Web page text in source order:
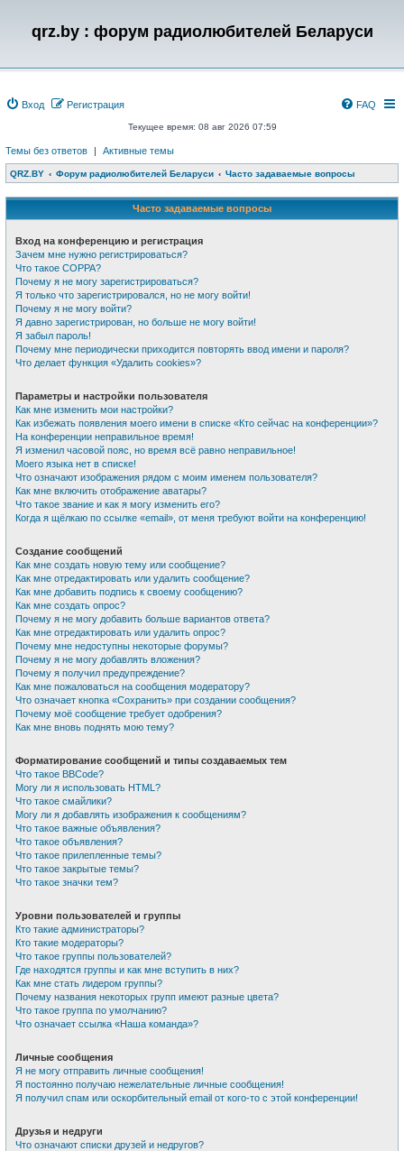
qrz.by : форум радиолюбителей Беларуси
Вход Регистрация FAQ
Текущее время: 08 авг 2026 07:59
Темы без ответов | Активные темы
QRZ.BY Форум радиолюбителей Беларуси Часто задаваемые вопросы
Часто задаваемые вопросы
Вход на конференцию и регистрация
Зачем мне нужно регистрироваться?
Что такое COPPA?
Почему я не могу зарегистрироваться?
Я только что зарегистрировался, но не могу войти!
Почему я не могу войти?
Я давно зарегистрирован, но больше не могу войти!
Я забыл пароль!
Почему мне периодически приходится повторять ввод имени и пароля?
Что делает функция «Удалить cookies»?
Параметры и настройки пользователя
Как мне изменить мои настройки?
Как избежать появления моего имени в списке «Кто сейчас на конференции»?
На конференции неправильное время!
Я изменил часовой пояс, но время всё равно неправильное!
Моего языка нет в списке!
Что означают изображения рядом с моим именем пользователя?
Как мне включить отображение аватары?
Что такое звание и как я могу изменить его?
Когда я щёлкаю по ссылке «email», от меня требуют войти на конференцию!
Создание сообщений
Как мне создать новую тему или сообщение?
Как мне отредактировать или удалить сообщение?
Как мне добавить подпись к своему сообщению?
Как мне создать опрос?
Почему я не могу добавить больше вариантов ответа?
Как мне отредактировать или удалить опрос?
Почему мне недоступны некоторые форумы?
Почему я не могу добавлять вложения?
Почему я получил предупреждение?
Как мне пожаловаться на сообщения модератору?
Что означает кнопка «Сохранить» при создании сообщения?
Почему моё сообщение требует одобрения?
Как мне вновь поднять мою тему?
Форматирование сообщений и типы создаваемых тем
Что такое BBCode?
Могу ли я использовать HTML?
Что такое смайлики?
Могу ли я добавлять изображения к сообщениям?
Что такое важные объявления?
Что такое объявления?
Что такое прилепленные темы?
Что такое закрытые темы?
Что такое значки тем?
Уровни пользователей и группы
Кто такие администраторы?
Кто такие модераторы?
Что такое группы пользователей?
Где находятся группы и как мне вступить в них?
Как мне стать лидером группы?
Почему названия некоторых групп имеют разные цвета?
Что такое группа по умолчанию?
Что означает ссылка «Наша команда»?
Личные сообщения
Я не могу отправить личные сообщения!
Я постоянно получаю нежелательные личные сообщения!
Я получил спам или оскорбительный email от кого-то с этой конференции!
Друзья и недруги
Что означают списки друзей и недругов?